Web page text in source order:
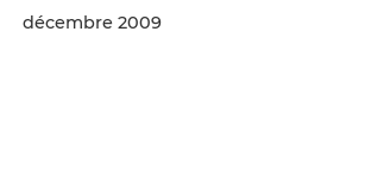
décembre 2009